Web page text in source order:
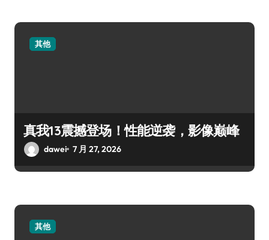
其他
真我13震撼登场！性能逆袭，影像巅峰
dawei 7 月 27, 2026
其他